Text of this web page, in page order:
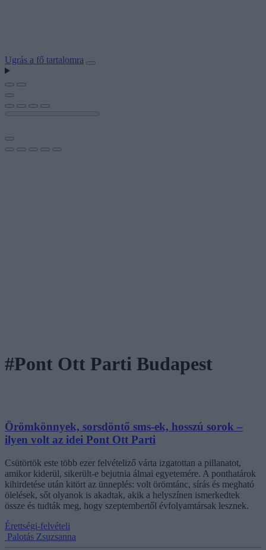
Ugrás a fő tartalomra
#Pont Ott Parti Budapest
Örömkönnyek, sorsdöntő sms-ek, hosszú sorok –
ilyen volt az idei Pont Ott Parti
Csütörtök este több ezer felvételiző várta izgatottan a pillanatot,
amikor kiderül, sikerült-e bejutnia álmai egyetemére. A ponthatárok
kihirdetése után kitört az ünneplés: volt örömtánc, sírás és megható
ölelések, sőt olyanok is akadtak, akik a helyszínen ismerkedtek
össze és tudták meg, hogy szeptembertől évfolyamtársak lesznek.
Érettségi-felvételi
Palotás Zsuzsanna